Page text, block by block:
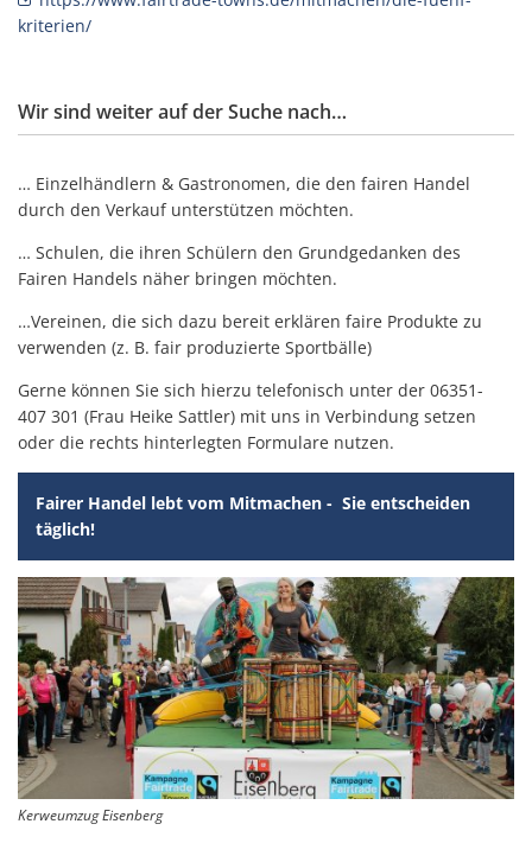
kriterien/
Wir sind weiter auf der Suche nach…
… Einzelhändlern & Gastronomen, die den fairen Handel
durch den Verkauf unterstützen möchten.
… Schulen, die ihren Schülern den Grundgedanken des
Fairen Handels näher bringen möchten.
…Vereinen, die sich dazu bereit erklären faire Produkte zu
verwenden (z. B. fair produzierte Sportbälle)
Gerne können Sie sich hierzu telefonisch unter der 06351-
407 301 (Frau Heike Sattler) mit uns in Verbindung setzen
oder die rechts hinterlegten Formulare nutzen.
Fairer Handel lebt vom Mitmachen - Sie entscheiden
täglich!
Kerweumzug Eisenberg